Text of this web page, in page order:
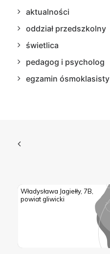
aktualności
oddział przedszkolny
świetlica
pedagog i psycholog
egzamin ósmoklasisty